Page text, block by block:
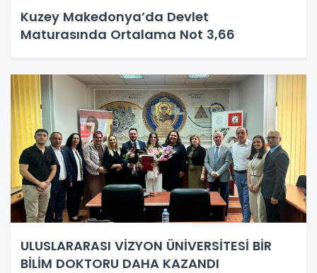
Kuzey Makedonya’da Devlet
Maturasında Ortalama Not 3,66
ULUSLARARASI VİZYON ÜNİVERSİTESİ BİR
BİLİM DOKTORU DAHA KAZANDI